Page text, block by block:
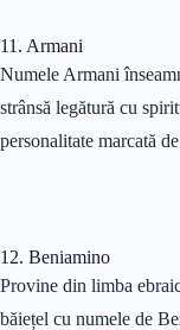
11. Armani
Numele Armani
strânsă legătură cu
personalitate marcată
12. Beniamino
Provine din limba
băiețel cu numele de